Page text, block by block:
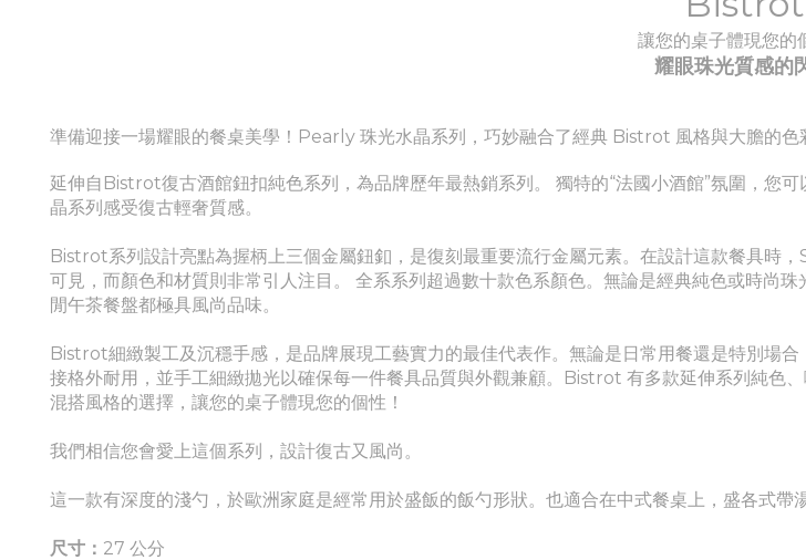
讓您的桌子體現您的
耀眼珠光質感的
準備迎接一場耀眼的餐桌美學！Pearly 珠光水晶系列，巧妙融合了經典 Bistrot 風格與大膽的色
延伸自Bistrot復古酒館鈕扣純色系列，為品牌歷年最熱銷系列。 獨特的“法國小酒館”氛圍，您
晶系列感受復古輕奢質感。
Bistrot系列設計亮點為握柄上三個金屬鈕釦，是復刻最重要流行金屬元素。 在設計這款餐具時
可見，而顏色和材質則非常引人注目。 全系系列超過數十款色系顏色。無論是經典純色或時尚
閒午茶餐盤都極具風尚品味。
Bistrot細緻製工及沉穩手感，是品牌展現工藝實力的最佳代表作。 無論是日常用餐還是特別場合
接格外耐用，並手工細緻拋光以確保每一件餐具品質與外觀兼顧。Bistrot 有多款延伸系列純色、
混搭風格的選擇，讓您的桌子體現您的個性！
我們相信您會愛上這個系列，設計復古又風尚。
這一款有深度的淺勺，於歐洲家庭是經常用於盛飯的飯勺形狀。也適合在中式餐桌上，盛各式帶
尺寸： 27 公分